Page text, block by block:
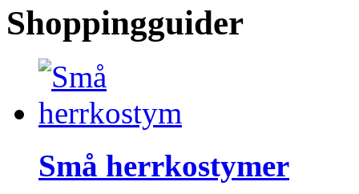
Shoppingguider
Små herrkostymer